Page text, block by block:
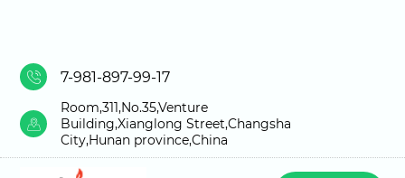
7-981-897-99-17
Room,311,No.35,Venture
Building,Xianglong Street,Changsha
City,Hunan province,China